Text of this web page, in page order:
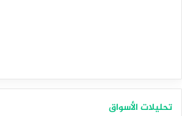
تحليلات الأسواق